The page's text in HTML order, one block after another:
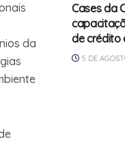
da
Cases da
de crédito
5 DE